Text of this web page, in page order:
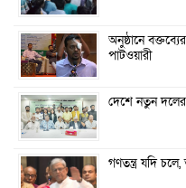
অনুষ্ঠানে
পাটওয়ারী
দেশে নতুন দলের
গণতন্ত্র যদি